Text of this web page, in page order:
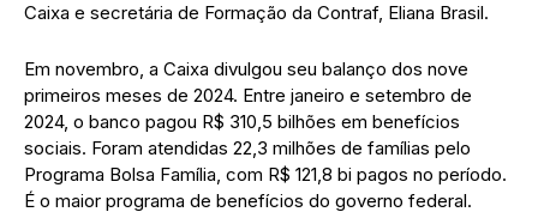
Caixa e secretária de Formação da Contraf, Eliana Brasil.
Em novembro, a Caixa divulgou seu balanço dos nove
primeiros meses de 2024. Entre janeiro e setembro de
2024, o banco pagou R$ 310,5 bilhões em benefícios
sociais. Foram atendidas 22,3 milhões de famílias pelo
Programa Bolsa Família, com R$ 121,8 bi pagos no período.
É o maior programa de benefícios do governo federal.